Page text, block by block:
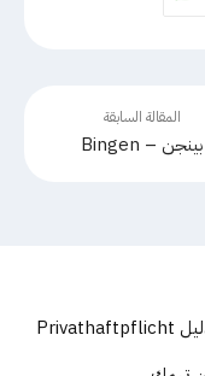
المقالة السابقة
بينجن – Bingen